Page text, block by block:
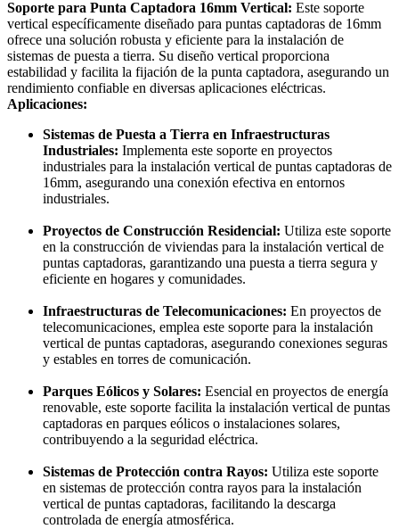
Soporte para Punta Captadora 16mm Vertical: Este soporte
vertical específicamente diseñado para puntas captadoras de 16mm
ofrece una solución robusta y eficiente para la instalación de
sistemas de puesta a tierra. Su diseño vertical proporciona
estabilidad y facilita la fijación de la punta captadora, asegurando un
rendimiento confiable en diversas aplicaciones eléctricas.
Aplicaciones:
Sistemas de Puesta a Tierra en Infraestructuras
Industriales: Implementa este soporte en proyectos
industriales para la instalación vertical de puntas captadoras de
16mm, asegurando una conexión efectiva en entornos
industriales.
Proyectos de Construcción Residencial: Utiliza este soporte
en la construcción de viviendas para la instalación vertical de
puntas captadoras, garantizando una puesta a tierra segura y
eficiente en hogares y comunidades.
Infraestructuras de Telecomunicaciones: En proyectos de
telecomunicaciones, emplea este soporte para la instalación
vertical de puntas captadoras, asegurando conexiones seguras
y estables en torres de comunicación.
Parques Eólicos y Solares: Esencial en proyectos de energía
renovable, este soporte facilita la instalación vertical de puntas
captadoras en parques eólicos o instalaciones solares,
contribuyendo a la seguridad eléctrica.
Sistemas de Protección contra Rayos: Utiliza este soporte
en sistemas de protección contra rayos para la instalación
vertical de puntas captadoras, facilitando la descarga
controlada de energía atmosférica.